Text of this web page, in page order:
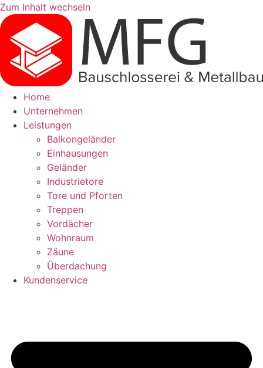
Zum Inhalt wechseln
Home
Unternehmen
Leistungen
Balkongeländer
Einhausungen
Geländer
Industrietore
Tore und Pforten
Treppen
Vordächer
Wohnraum
Zäune
Überdachung
Kundenservice